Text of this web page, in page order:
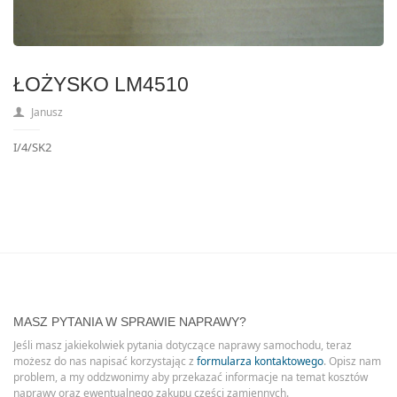
ŁOŻYSKO LM4510
Janusz
I/4/SK2
MASZ PYTANIA W SPRAWIE NAPRAWY?
Jeśli masz jakiekolwiek pytania dotyczące naprawy samochodu, teraz
możesz do nas napisać korzystając z formularza kontaktowego. Opisz nam
problem, a my oddzwonimy aby przekazać informacje na temat kosztów
naprawy oraz ewentualnego zakupu części zamiennych.